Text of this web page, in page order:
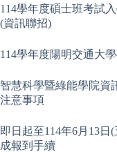
114學年度碩士班考試
(資訊聯招)
114學年度陽明交通大
智慧科學暨綠能學院資
注意事項
即日起至114年6月13
成報到手續